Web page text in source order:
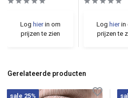
Log hierin om
prijzen te zien
Log hierin
prijzen te
Gerelateerde producten
sale 25%